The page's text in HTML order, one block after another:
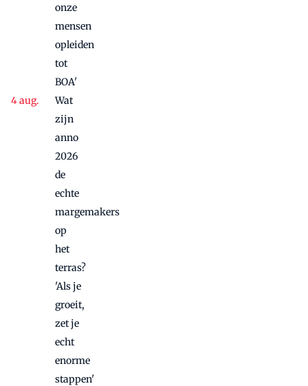
onze
mensen
opleiden
tot
BOA'
Wat
zijn
anno
2026
de
echte
margemakers
op
het
terras?
'Als je
groeit,
zet je
echt
enorme
stappen'